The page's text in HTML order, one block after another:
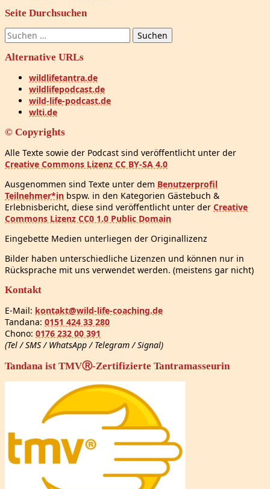
Seite Durchsuchen
Suchen
nach:
Alternative URLs
wildlifetantra.de
wildlifepodcast.de
wild-life-podcast.de
wlti.de
© Copyrights
Alle Texte sowie der Podcast sind veröffentlicht unter der
Creative Commons Lizenz CC BY-SA 4.0
Ausgenommen sind Texte unter dem Benutzerprofil
Teilnehmer*in bspw. in den Kategorien Gästebuch &
Erlebnisbericht, diese sind veröffentlicht unter der Creative
Commons Lizenz CC0 1.0 Public Domain
Eingebette Medien unterliegen der Originallizenz
Bilder haben unterschiedliche Lizenzen und können nur in
Rücksprache mit uns verwendet werden. (meistens gar nicht)
Kontakt
E-Mail: kontakt@wild-life-coaching.de
Tandana: 0151 424 33 280
Chono: 0176 232 00 391
(Tel / SMS / WhatsApp / Telegram / Signal)
Tandana ist TMVⓇ-Zertifizierte Tantramasseurin